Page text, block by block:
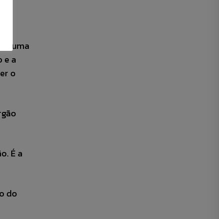
uma
e a
o
É a
do